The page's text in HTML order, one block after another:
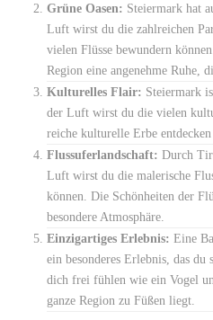
Grüne Oasen: Steiermark hat
Luft wirst du die zahlreichen
vielen Flüsse bewundern
Region eine angenehme Ruhe,
Kulturelles Flair: Steiermark
der Luft wirst du die vielen
reiche kulturelle Erbe entdecken
Flussuferlandschaft: Durch
Luft wirst du die malerische
können. Die Schönheiten der
besondere Atmosphäre.
Einzigartiges Erlebnis: Eine
ein besonderes Erlebnis, das
dich frei fühlen wie ein Vogel
ganze Region zu Füßen liegt.